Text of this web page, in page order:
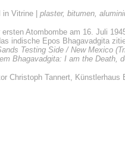
Vitrine | plaster, bitumen,
Atombombe am 16. Juli
indische Epos Bhagavadgita
Testing Side / New Mexico
Bhagavadgita: I am the Death,
Christoph Tannert, Künstlerhaus